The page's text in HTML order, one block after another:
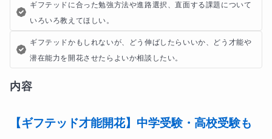
ギフテッドに合った勉強方法や進路選択、直面する課題について
いろいろ教えてほしい。
ギフテッドかもしれないが、どう伸ばしたらいいか、どう才能や
潜在能力を開花させたらよいか相談したい。
内容
【ギフテッド才能開花】中学受験・高校受験も